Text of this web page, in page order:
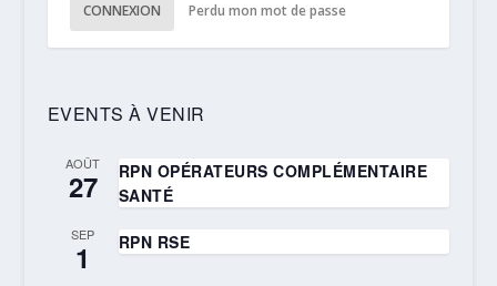
CONNEXION Perdu mon mot de passe
EVENTS À VENIR
AOÛT
27
RPN OPÉRATEURS COMPLÉMENTAIRE
SANTÉ
SEP
1 RPN RSE